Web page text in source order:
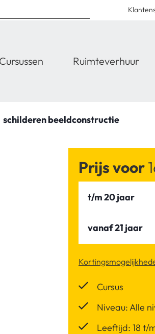
Cursussen Ruimteverhuur
schilderen beeldconstructie
Prijs voor
t/m 20 jaar
vanaf 21 jaar
Cursus
Niveau: Alle
Leeftijd: 18 t/